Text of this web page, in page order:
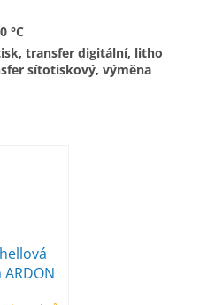
°C
transfer digitální, litho
sítotiskový, výměna